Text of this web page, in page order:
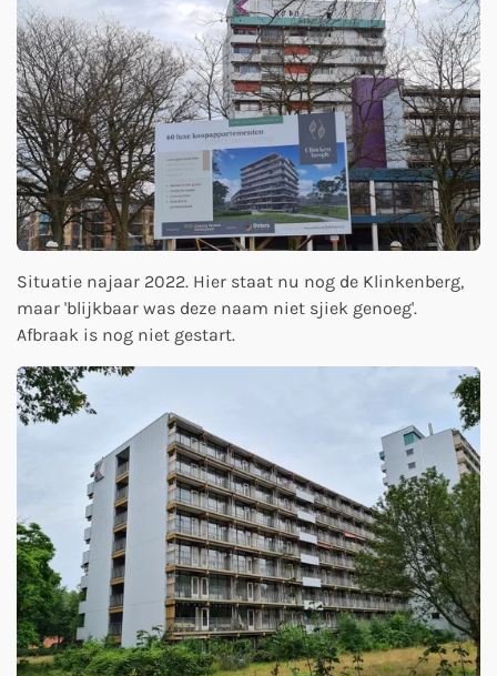
Situatie najaar 2022. Hier staat nu nog de Klinkenberg,
maar 'blijkbaar was deze naam niet sjiek genoeg'.
Afbraak is nog niet gestart.